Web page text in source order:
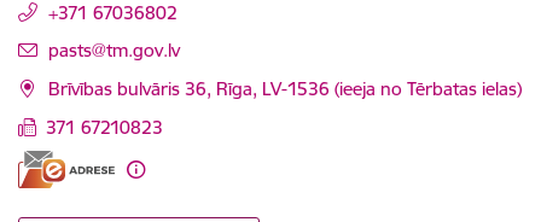
+371 67036802
E-pasts:
pasts@tm.gov.lv
Brīvības bulvāris 36, Rīga, LV-1536 (ieeja no Tērbatas ielas)
371 67210823